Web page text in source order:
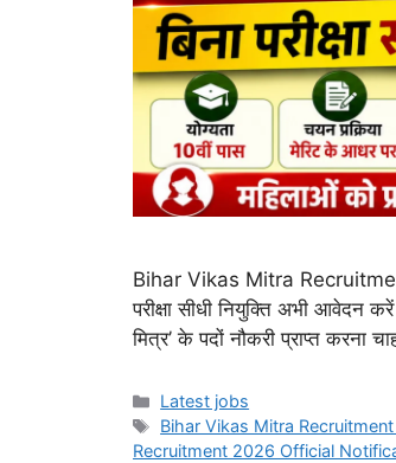
Bihar Vikas Mitra Recruitment
परीक्षा सीधी नियुक्ति अभी आवेदन
मित्र’ के पदों नौकरी प्राप्त
Categories
Latest jobs
Tags
Bihar Vikas Mitra
Recruitment 2026 Official